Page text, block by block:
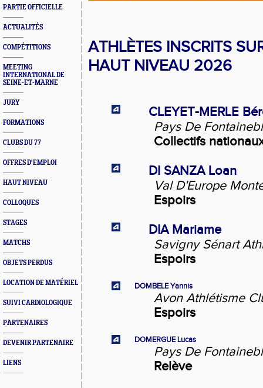
PARTIE OFFICIELLE
ACTUALITÉS
COMPÉTITIONS
MEETING
INTERNATIONAL DE
SEINE-ET-MARNE
JURY
FORMATIONS
CLUBS DU 77
OFFRES D'EMPLOI
HAUT NIVEAU
COLLOQUES
STAGES
MATCHS
OBJETS PERDUS
LOCATION DE MATÉRIEL
SUIVI CARDIOLOGIQUE
PARTENAIRES
DEVENIR PARTENAIRE
LIENS
ATHLÈTES INSCRITS
HAUT NIVEAU 2026
CLEYET-MERLE
Pays De
Collectifs
DI SANZA Loan
Val D'Europe
Espoirs
DIA Mariame
Savigny Sénart
Espoirs
DOMBELE Yannis
Avon Athlétisme
Espoirs
DOMERGUE Lucas
Pays De
Relève